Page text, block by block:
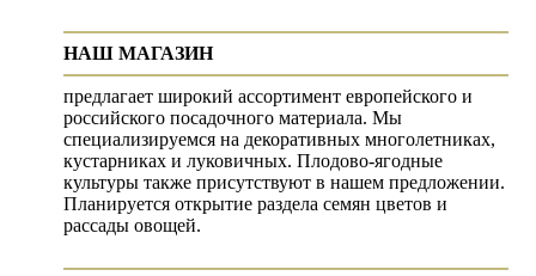
НАШ МАГАЗИН
предлагает широкий ассортимент европейского и
российского посадочного материала. Мы
специализируемся на декоративных многолетниках,
кустарниках и луковичных. Плодово-ягодные
культуры также присутствуют в нашем предложении.
Планируется открытие раздела семян цветов и
рассады овощей.